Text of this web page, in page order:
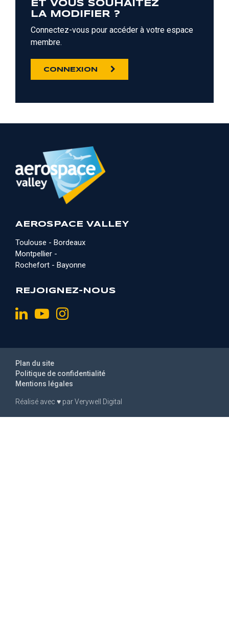
ET VOUS SOUHAITEZ
LA MODIFIER ?
Connectez-vous pour accéder à votre espace
membre.
CONNEXION
AEROSPACE VALLEY
Toulouse - Bordeaux
Montpellier -
Rochefort - Bayonne
REJOIGNEZ-NOUS
Réalisé avec ♥ parVerywell Digital
Mentions légales
Politique de confidentialité
Plan du site